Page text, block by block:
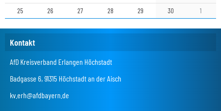
25
26 27 28 29 30 1
Kontakt
AfD Kreisverband Erlangen Höchstadt
Badgasse 6, 91315 Höchstadt an der Aisch
kv.erh@afdbayern.de